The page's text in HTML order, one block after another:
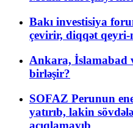
Bakı investisiya
çevirir, diqqət
Ankara, İslamabad
birləşir?
SOFAZ Perunun
yatırıb, lakin
açıqlamayıb